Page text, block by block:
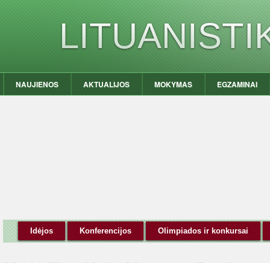
NAUJIENOS AKTUALIJOS MOKYMAS EGZAMINAI
Idėjos Konferencijos Olimpiados ir konkursai